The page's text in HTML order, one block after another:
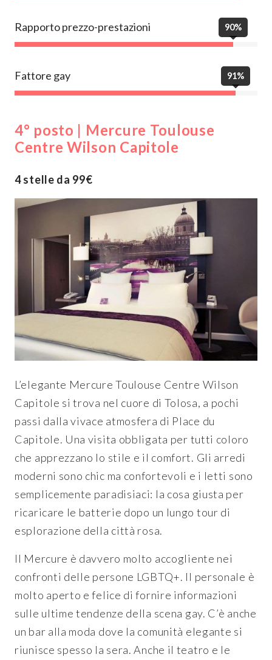
Rapporto prezzo-prestazioni 90%
Fattore gay 91%
4° posto | Mercure Toulouse
Centre Wilson Capitole
4 stelle da 99€
L’elegante Mercure Toulouse Centre Wilson
Capitole si trova nel cuore di Tolosa, a pochi
passi dalla vivace atmosfera di Place du
Capitole. Una visita obbligata per tutti coloro
che apprezzano lo stile e il comfort. Gli arredi
moderni sono chic ma confortevoli e i letti sono
semplicemente paradisiaci: la cosa giusta per
ricaricare le batterie dopo un lungo tour di
esplorazione della città rosa.
Il Mercure è davvero molto accogliente nei
confronti delle persone LGBTQ+. Il personale è
molto aperto e felice di fornire informazioni
sulle ultime tendenze della scena gay. C’è anche
un bar alla moda dove la comunità elegante si
riunisce spesso la sera. Anche il teatro e le